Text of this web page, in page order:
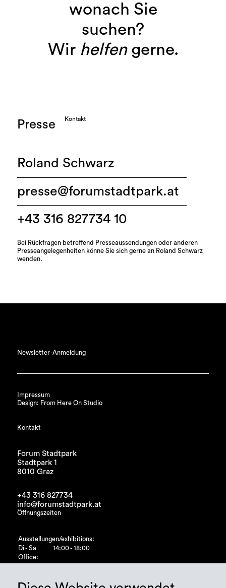
wonach Sie
suchen?
Wir helfengerne.
Presse Kontakt
Roland Schwarz
presse@forumstadtpark.at
+43 316 827734 10
Bei Rückfragen betreffend Presseaussendungen oder anderen
Presseangelegenheiten könne Sie sich gerne an Roland Schwarz
wenden.
Newsletter-Anmeldung
Impressum
Design: From Here On Studio
Kontakt
Forum Stadtpark
Stadtpark 1
8010 Graz
+43 316 827734
info@forumstadtpark.at
Öffnungszeiten
Ausstellungen/exhibitions:
Di - Sa
14:00 - 18:00
Office: